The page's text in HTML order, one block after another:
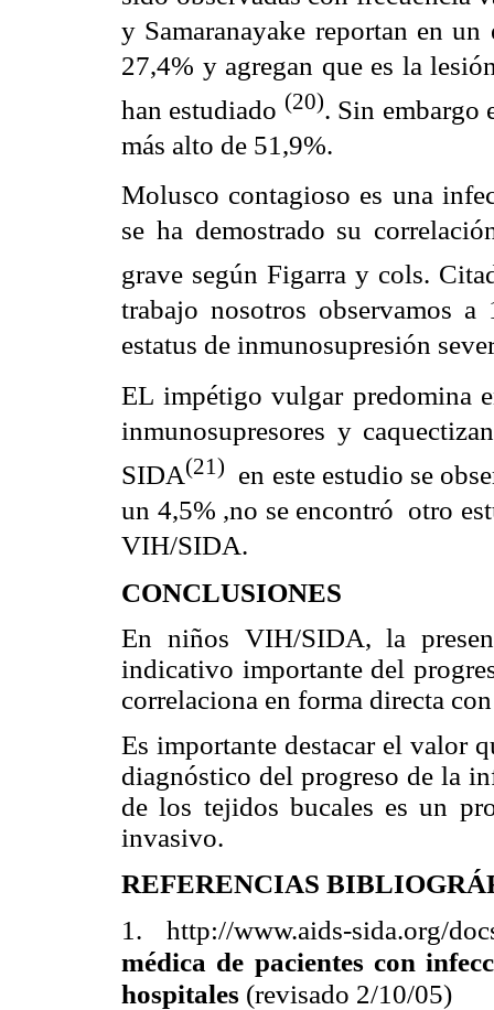
y Samaranayake reportan en
27,4% y agregan que es la
han estudiado (20). Sin embargo
más alto de 51,9%.
Molusco contagioso es una
se ha demostrado su
grave según Figarra y cols.
trabajo nosotros observamos
estatus de inmunosupresión
EL impétigo vulgar predomina
inmunosupresores y
SIDA(21)
en este estudio se
un 4,5% ,no se encontró otro
VIH/SIDA.
CONCLUSIONES
En niños VIH/SIDA, la
indicativo importante del
correlaciona en forma directa
Es importante destacar el valor
diagnóstico del progreso de la
de los tejidos bucales es un
invasivo.
REFERENCIAS
1. http://www.aids-sida.org/
médica de pacientes con
hospitales (revisado 2/10/05)